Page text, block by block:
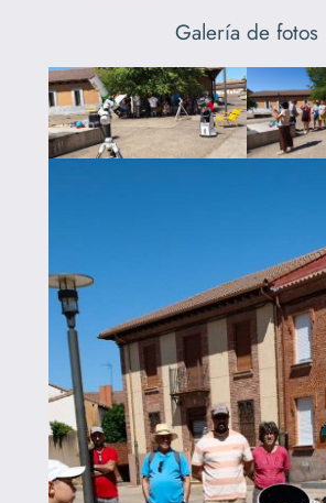
Galería de fotos